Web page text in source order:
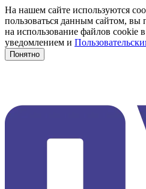
На нашем сайте используются
пользоваться данным сайтом, вы
на использование файлов cookie
уведомлением и
Понятно